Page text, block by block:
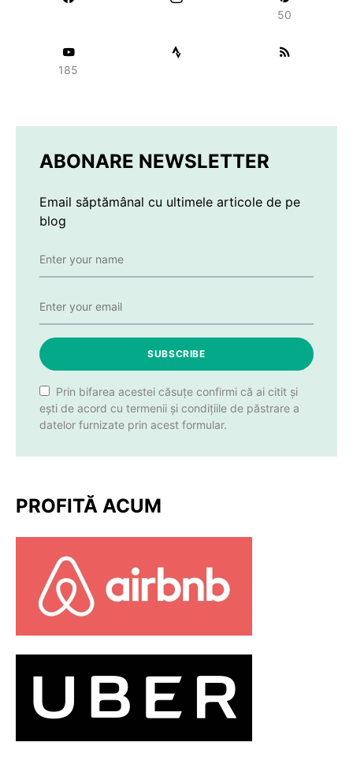
50
185
ABONARE NEWSLETTER
Email săptămânal cu ultimele articole de pe
blog
SUBSCRIBE
Prin bifarea acestei căsuțe confirmi că ai citit și
ești de acord cu termenii și condițiile de păstrare a
datelor furnizate prin acest formular.
PROFITĂ ACUM